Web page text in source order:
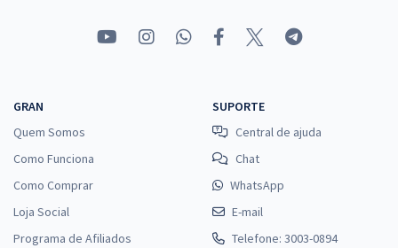
GRAN
Quem Somos
Como Funciona
Como Comprar
Loja Social
Programa de Afiliados
SUPORTE
Central de ajuda
Chat
WhatsApp
E-mail
Telefone: 3003-0894